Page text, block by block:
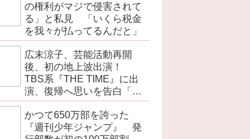
の権利がマジで侵害されて
る」と私見 「いくら税金
を我々が払ってるんだと」
広末涼子、芸能活動再開
後、初の地上波出演！
TBS系『THE TIME』に出
演、復帰へ思いを告白「自
分の弱い部分だったり…」
かつて650万部を誇った
『週刊少年ジャンプ』 発